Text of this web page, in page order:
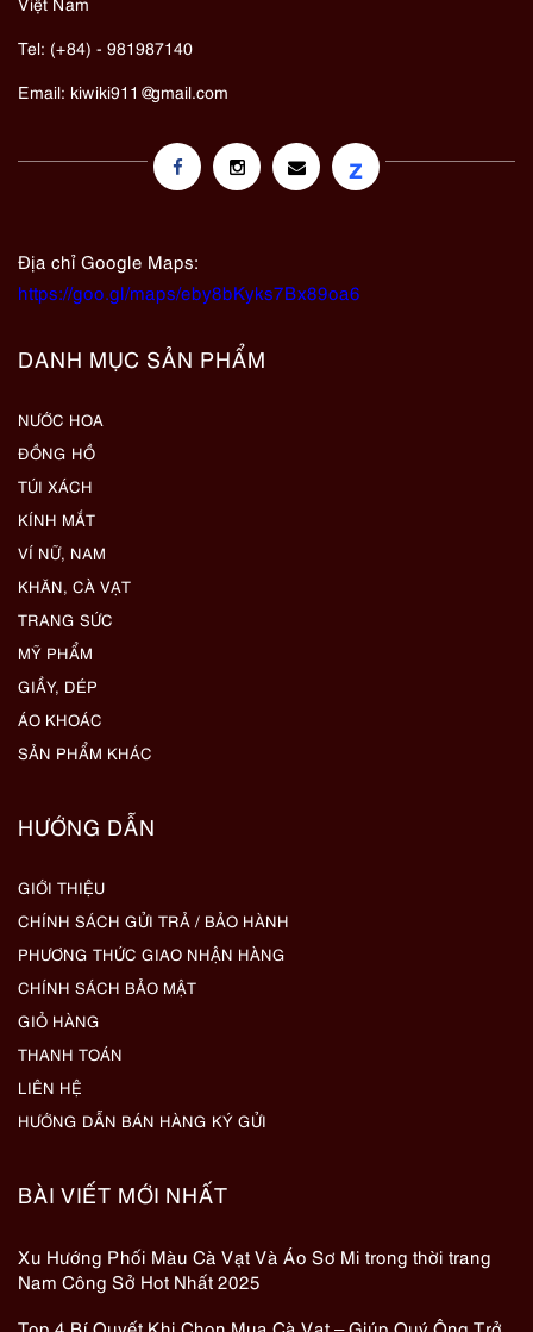
Tel: (+84) - 981987140
Email: kiwiki911@gmail.com
z
Địa chỉ Google Maps:
https://goo.gl/maps/eby8bKyks7Bx89oa6
DANH MỤC SẢN PHẨM
NƯỚC HOA
ĐỒNG HỒ
TÚI XÁCH
KÍNH MẮT
VÍ NỮ, NAM
KHĂN, CÀ VẠT
TRANG SỨC
MỸ PHẨM
GIẦY, DÉP
ÁO KHOÁC
SẢN PHẨM KHÁC
HƯỚNG DẪN
GIỚI THIỆU
CHÍNH SÁCH GỬI TRẢ / BẢO HÀNH
PHƯƠNG THỨC GIAO NHẬN HÀNG
CHÍNH SÁCH BẢO MẬT
GIỎ HÀNG
THANH TOÁN
LIÊN HỆ
HƯỚNG DẪN BÁN HÀNG KÝ GỬI
BÀI VIẾT MỚI NHẤT
Xu Hướng Phối Màu Cà Vạt Và Áo Sơ Mi trong thời trang
Nam Công Sở Hot Nhất 2025